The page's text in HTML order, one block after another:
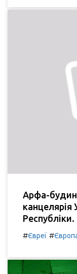
Арфа-
канцелярія
Республіки.
#Євреї #